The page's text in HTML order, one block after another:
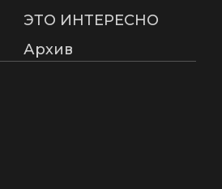
ЭТО ИНТЕРЕСНО
Архив